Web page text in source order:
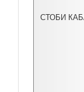
СТОБИ